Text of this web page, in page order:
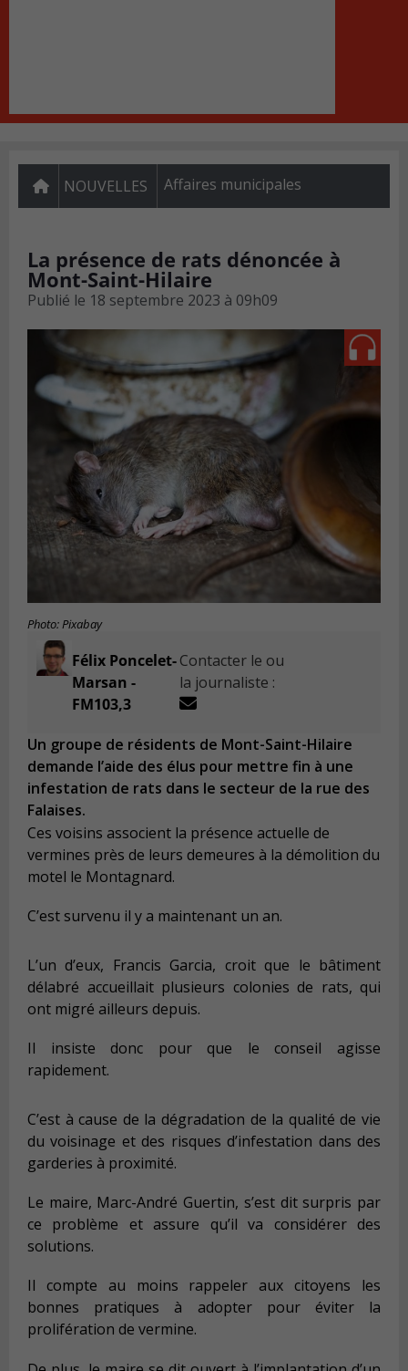
NOUVELLES Affaires municipales
La présence de rats dénoncée à
Mont-Saint-Hilaire
Publié le 18 septembre 2023 à 09h09
Photo: Pixabay
Félix Poncelet-
Marsan -
FM103,3
Contacter le ou
la journaliste :
Un groupe de résidents de Mont-Saint-Hilaire
demande l’aide des élus pour mettre fin à une
infestation de rats dans le secteur de la rue des
Falaises.
Ces voisins associent la présence actuelle de
vermines près de leurs demeures à la démolition du
motel le Montagnard.
C’est survenu il y a maintenant un an.
L’un d’eux, Francis Garcia, croit que le bâtiment
délabré accueillait plusieurs colonies de rats, qui
ont migré ailleurs depuis.
Il insiste donc pour que le conseil agisse
rapidement.
C’est àcause de la dégradation de la qualitéde vie
du voisinage et des risques d’infestation dans des
garderies à proximité.
Le maire, Marc-André Guertin, s’est dit surpris par
ce problème et assure qu’il va considérer des
solutions.
Il compte au moins rappeler aux citoyens les
bonnes pratiquesà adopter pour éviter la
prolifération de vermine.